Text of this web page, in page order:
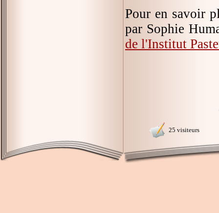
Pour en savoir
par Sophie
de l'Institut
25 visiteurs